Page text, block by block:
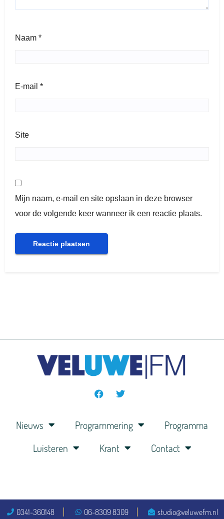
Naam *
E-mail *
Site
Mijn naam, e-mail en site opslaan in deze browser
voor de volgende keer wanneer ik een reactie plaats.
Nieuws Programmering
Programma
Luisteren
Krant Contact
0341-360148 06-8309 8309 studio@veluwefm.nl